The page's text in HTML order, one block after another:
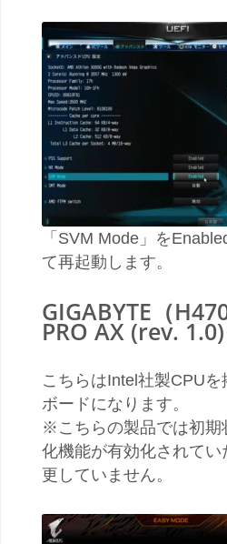
「SVM Mode」を
て再起動します。
GIGABYTE（
PRO AX (rev.
こちらはIntel社製CPU
ボードになります。
※こちらの製品では初期
化機能が有効化されて
更していません。